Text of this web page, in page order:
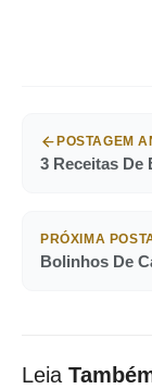
POSTAGEM
3 Receitas
PRÓXIMA
Bolinhos De
Leia